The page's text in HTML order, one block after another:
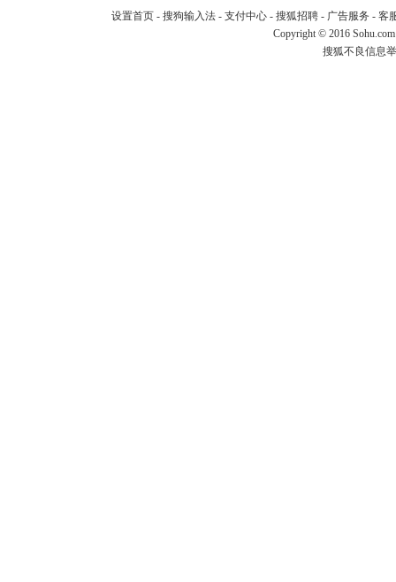
设置首页- 搜狗输入法- 支付中心- 搜狐招聘- 广告服务 - 客
Copyright © 2016
搜狐不良信息